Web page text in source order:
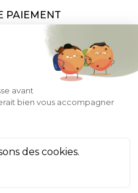
PAIEMENT